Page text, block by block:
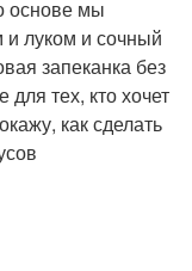
основе мы
луком и сочный
запеканка без
тех, кто хочет
как сделать